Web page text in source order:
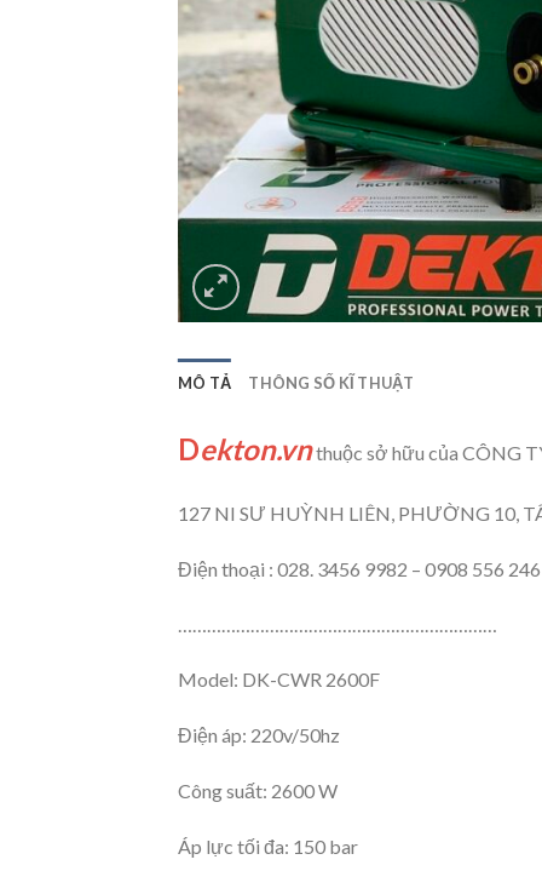
MÔ TẢ THÔNG SỐ KĨ THUẬT
Dekton.vnthuộc sở hữu của CÔNG
127 NI SƯ HUỲNH LIÊN, PHƯỜNG 10,
Điện thoại : 028. 3456 9982 – 0908 556 246
Model: DK-CWR 2600F
Điện áp: 220v/50hz
Công suất: 2600 W
Áp lực tối đa: 150 bar